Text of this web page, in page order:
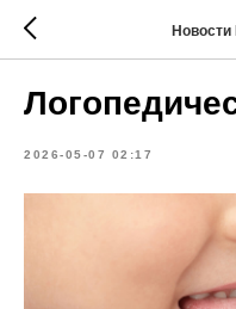
2026-05-07 02:17